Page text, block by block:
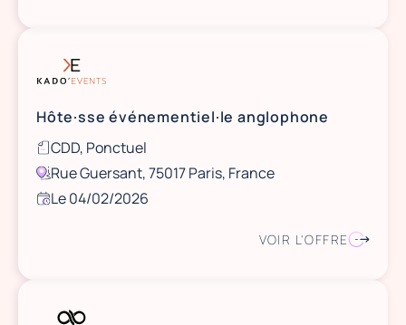
Hôte·sse événementiel·le anglophone
CDD, Ponctuel
Rue Guersant, 75017 Paris, France
Le 04/02/2026
VOIR L'OFFRE